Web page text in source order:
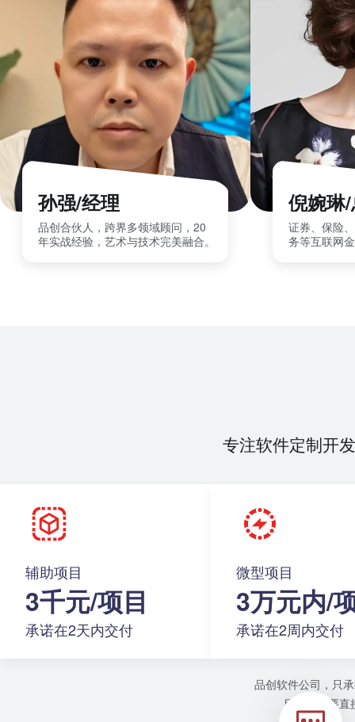
孙强/经理
品创合伙人，跨界多领域顾问，20
年实战经验，艺术与技术完美融合。
倪婉琳
证券、保险
务等互联网
专注软件定制开
辅助项目
3千元/项目
承诺在2天内交付
微型项目
3万元内/
承诺在2周内交付
品创软件公司，只
目或者需要